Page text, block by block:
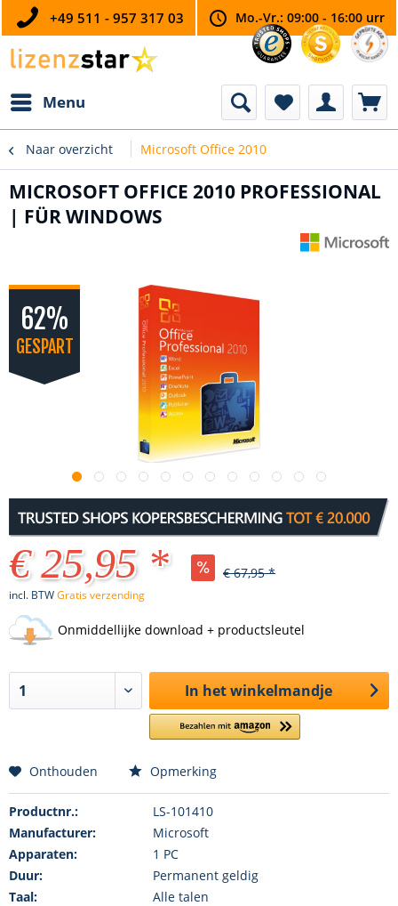
+49 511 - 957 317 03 Mo.-Vr.: 09:00 - 16:00 urr
Menu
Naar overzicht Microsoft Office 2010
MICROSOFT OFFICE 2010 PROFESSIONAL
| FÜR WINDOWS
62%
GESPART
€ 25,95 * € 67,95 *
incl. BTWGratis verzending
Onmiddellijke download + productsleutel
In het winkelmandje
Onthouden Opmerking
Productnr.:
LS-101410
Manufacturer:
Microsoft
Apparaten:
1 PC
Duur:
Permanent geldig
Taal:
Alle talen